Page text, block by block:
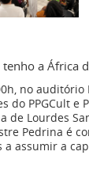
tenho a África
no auditório
do PPGCult e
de Lourdes
Pedrina é
assumir a